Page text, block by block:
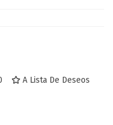
A Lista De Deseos